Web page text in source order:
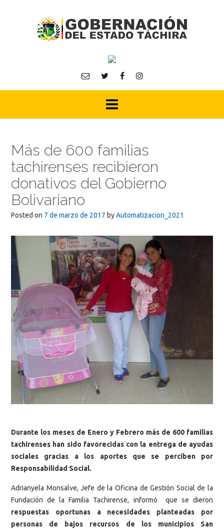
Más de 600 familias
tachirenses recibieron
donativos del Gobierno
Bolivariano
Posted on 7 de marzo de 2017 byAutomatizacion_2021
Durante los meses de Enero y Febrero más de 600 familias
tachirenses han sido favorecidas con la entrega de ayudas
sociales gracias a los aportes que se perciben por
Responsabilidad Social.
Adrianyela Monsalve, Jefe de la Oficina de Gestión Social de la
Fundación de la Familia Tachirense, informó que se dieron
respuestas oportunas a necesidades planteadas por
personas de bajos recursos de los municipios San